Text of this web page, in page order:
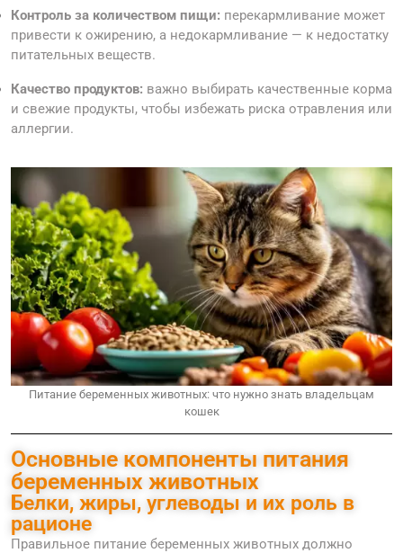
Контроль за количеством пищи: перекармливание может
привести к ожирению, а недокармливание — к недостатку
питательных веществ.
Качество продуктов: важно выбирать качественные корма
и свежие продукты, чтобы избежать риска отравления или
аллергии.
Питание беременных животных: что нужно знать владельцам
кошек
Основные компоненты питания
беременных животных
Белки, жиры, углеводы и их роль в
рационе
Правильное питание беременных животных должно